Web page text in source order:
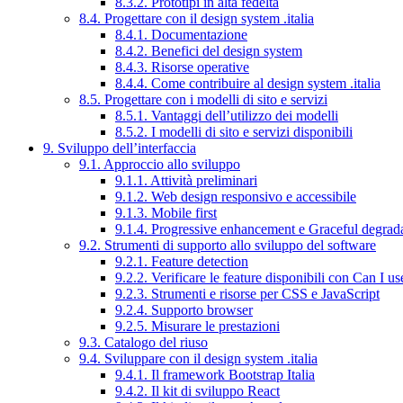
8.4. Progettare con il design system .italia
8.4.1. Documentazione
8.4.2. Benefici del design system
8.4.3. Risorse operative
8.4.4. Come contribuire al design system .italia
8.5. Progettare con i modelli di sito e servizi
8.5.1. Vantaggi dell’utilizzo dei modelli
8.5.2. I modelli di sito e servizi disponibili
9. Sviluppo dell’interfaccia
9.1. Approccio allo sviluppo
9.1.1. Attività preliminari
9.1.2. Web design responsivo e accessibile
9.1.3. Mobile first
9.1.4. Progressive enhancement e Graceful
9.2. Strumenti di supporto allo sviluppo del software
9.2.1. Feature detection
9.2.2. Verificare le feature disponibili con Can I
9.2.3. Strumenti e risorse per CSS e JavaScript
9.2.4. Supporto browser
9.2.5. Misurare le prestazioni
9.3. Catalogo del riuso
9.4. Sviluppare con il design system .italia
9.4.1. Il framework Bootstrap Italia
9.4.2. Il kit di sviluppo React